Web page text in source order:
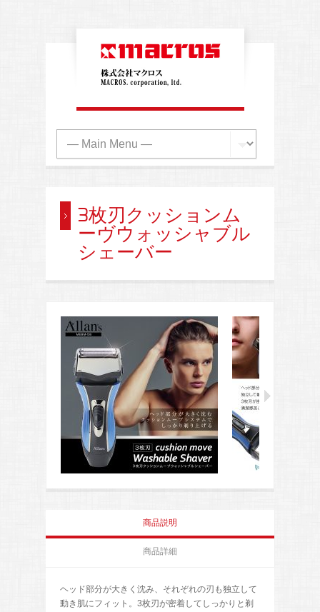
3枚刃クッションム
ーヴウォッシャブル
シェーバー
商品説明
商品詳細
ヘッド部分が大きく沈み、それぞれの刃も独立して
動き肌にフィット。3枚刃が密着してしっかりと剃